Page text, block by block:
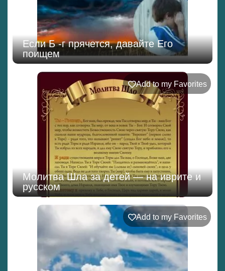
Если Б -г прячется, давайте Его
поищем
Add to my Favorites
Молитва Шла за детей — на иврите и
русском
Add to my Favorites